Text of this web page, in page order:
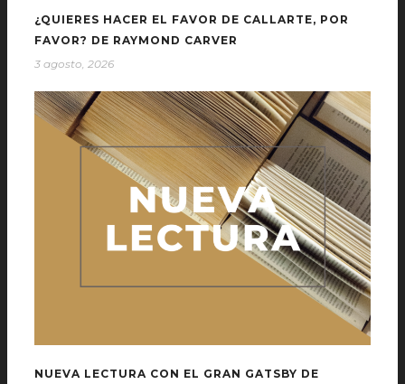
¿QUIERES HACER EL FAVOR DE CALLARTE, POR
FAVOR? DE RAYMOND CARVER
3 agosto, 2026
NUEVA LECTURA CON EL GRAN GATSBY DE